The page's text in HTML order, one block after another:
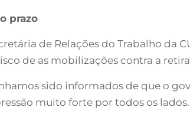
prazo
de Relações do Trabalho da
de as mobilizações contra a
sido informados de que o
muito forte por todos os lados.